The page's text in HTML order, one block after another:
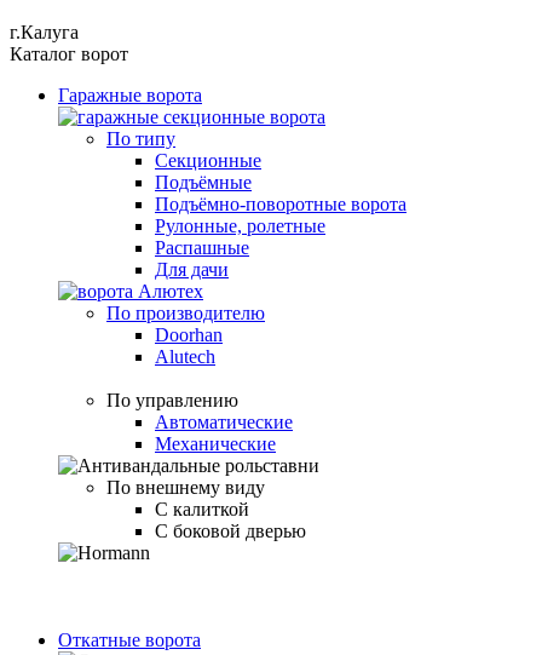
г.Калуга
Каталог ворот
Гаражные ворота
По типу
Секционные
Подъёмные
Подъёмно-поворотные ворота
Рулонные, ролетные
Распашные
Для дачи
По производителю
Doorhan
Alutech
По управлению
Автоматические
Механические
По внешнему виду
С калиткой
С боковой дверью
Откатные ворота